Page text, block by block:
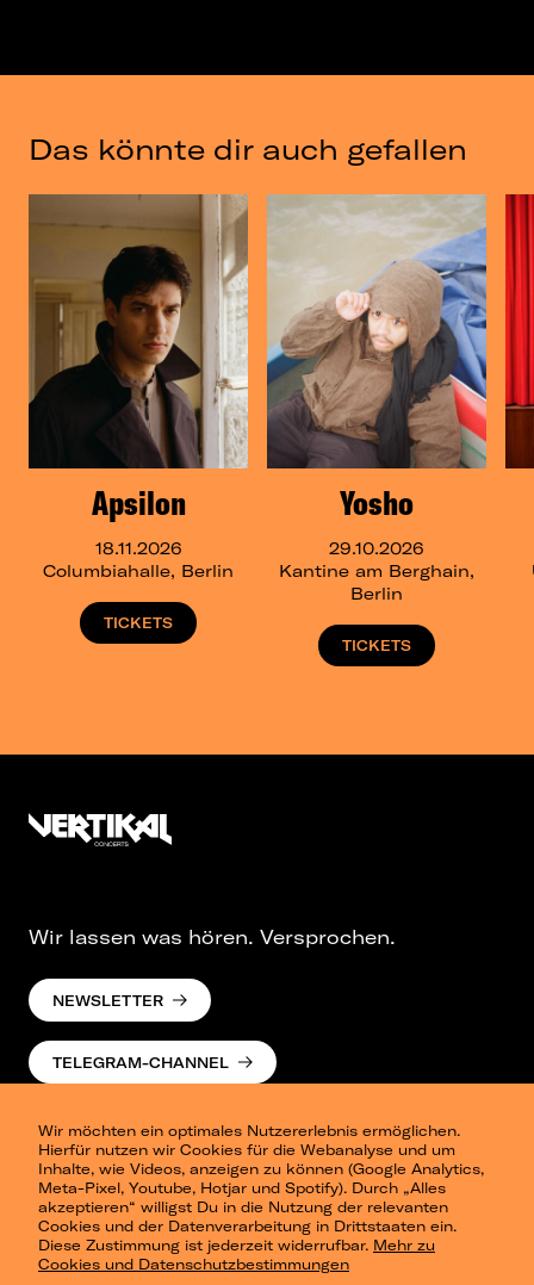
Das könnte dir auch gefallen
Apsilon
18.11.2026
Columbiahalle, Berlin
TICKETS
Yosho
29.10.2026
Kantine am Berghain,
Berlin
TICKETS
Wir möchten ein optimales Nutzererlebnis ermöglichen.
Hierfür nutzen wir Cookies für die Webanalyse und um
Inhalte, wie Videos, anzeigen zu können (Google Analytics,
Meta-Pixel, Youtube, Hotjar und Spotify). Durch „Alles
akzeptieren“ willigst Du in die Nutzung der relevanten
Cookies und der Datenverarbeitung in Drittstaaten ein.
Diese Zustimmung ist jederzeit widerrufbar. Mehr zu
Cookies und Datenschutzbestimmungen
Wir lassen was hören. Versprochen.
NEWSLETTER
TELEGRAM-CHANNEL
Presse
Berlin
Dresden